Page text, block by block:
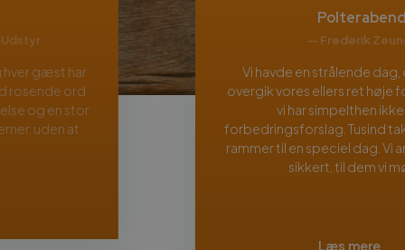
Polterabend
Vi havde en strålende dag, og jeres park
overgik vores ellers ret høje forventninger, så
vi har simpelthen ikke nogen
forbedringsforslag. Tusind tak for nogle fede
rammer til en speciel dag. Vi anbefaler jer helt